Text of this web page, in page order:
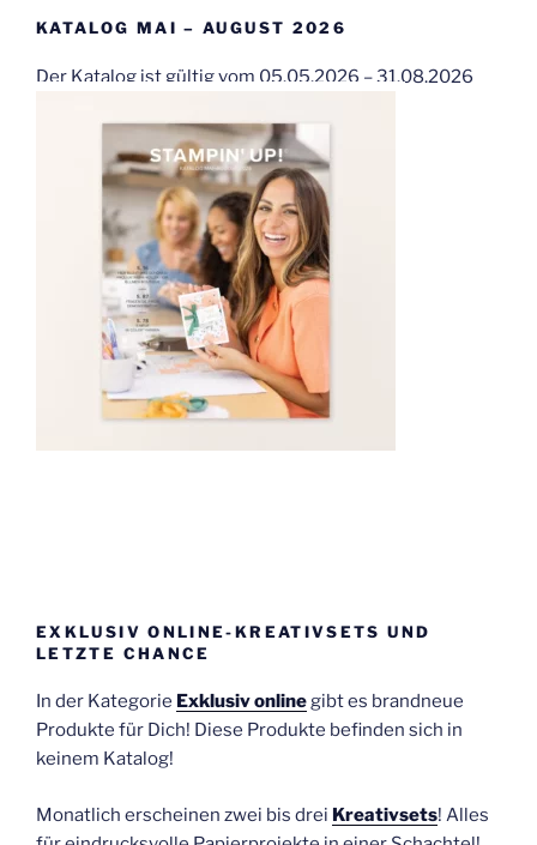
KATALOG MAI – AUGUST 2026
Der Katalog ist gültig vom 05.05.2026 – 31.08.2026
EXKLUSIV ONLINE-KREATIVSETS UND
LETZTE CHANCE
In der Kategorie Exklusiv onlinegibt es brandneue
Produkte für Dich! Diese Produkte befinden sich in
keinem Katalog!
Monatlich erscheinen zwei bis drei Kreativsets! Alles